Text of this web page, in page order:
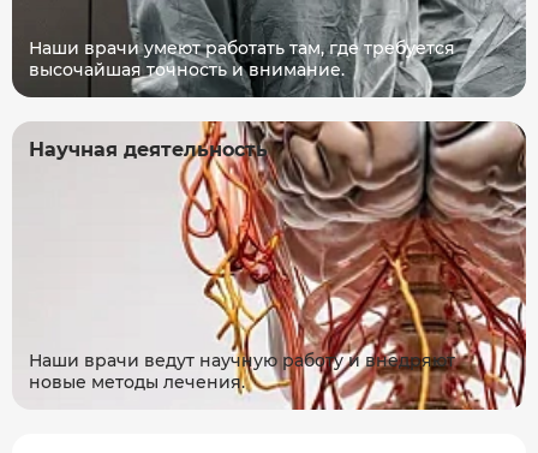
Наши врачи умеют работать там, где требуется
высочайшая точность и внимание.
Научная деятельность
Наши врачи ведут научную работу и внедряют
новые методы лечения.